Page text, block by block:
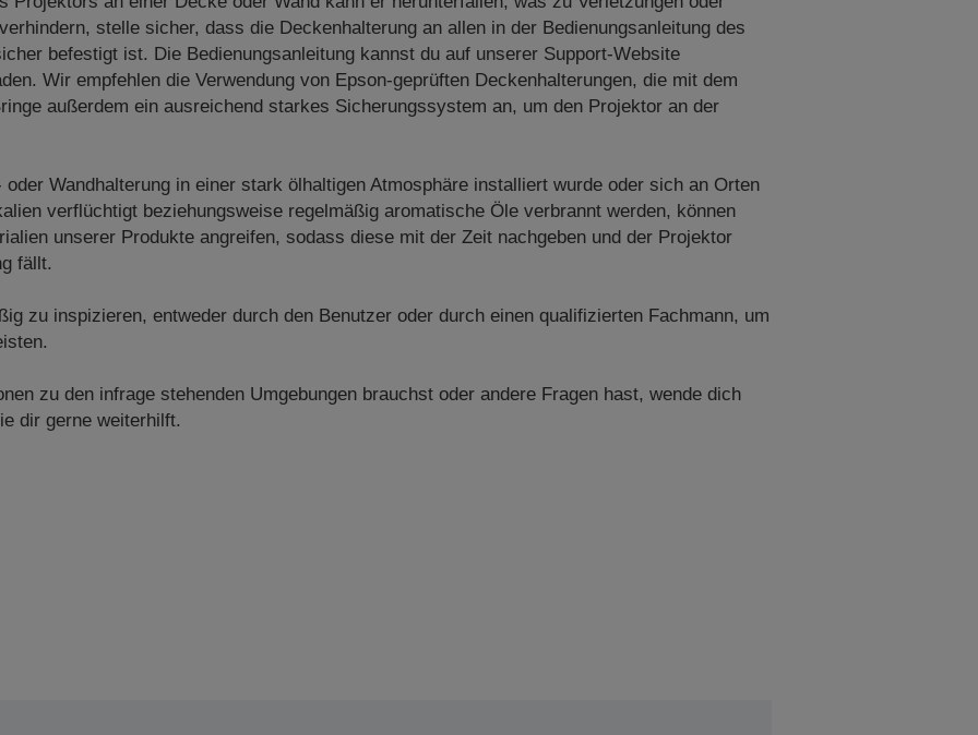
stelle sicher, dass die Deckenhalterung an allen in der Bedienungsanleitung des
befestigt ist. Die Bedienungsanleitung kannst du auf unserer Support-Website
Wir empfehlen die Verwendung von Epson-geprüften Deckenhalterungen, die mit dem
außerdem ein ausreichend starkes Sicherungssystem an, um den Projektor an der
Wandhalterung in einer stark ölhaltigen Atmosphäre installiert wurde oder sich an Orten
verflüchtigt beziehungsweise regelmäßig aromatische Öle verbrannt werden, können
unserer Produkte angreifen, sodass diese mit der Zeit nachgeben und der Projektor
fällt.
zu inspizieren, entweder durch den Benutzer oder durch einen qualifizierten Fachmann, um
zu den infrage stehenden Umgebungen brauchst oder andere Fragen hast, wende dich
dir gerne weiterhilft.